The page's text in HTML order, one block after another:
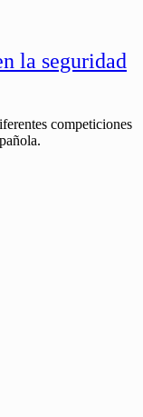
la seguridad
competiciones